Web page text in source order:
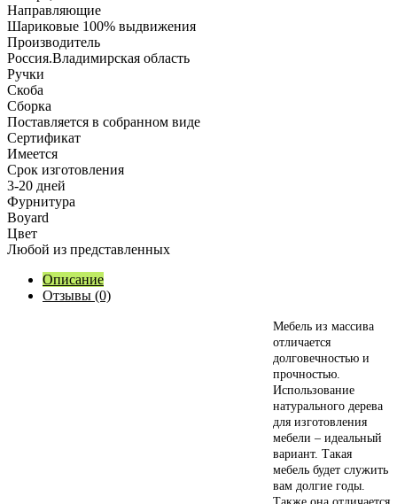
Направляющие
Шариковые 100% выдвижения
Производитель
Россия.Владимирская область
Ручки
Скоба
Сборка
Поставляется в собранном виде
Сертификат
Имеется
Срок изготовления
3-20 дней
Фурнитура
Boyard
Цвет
Любой из представленных
Описание
Отзывы (0)
Мебель из массива
отличается
долговечностью и
прочностью.
Использование
натурального дерева
для изготовления
мебели – идеальный
вариант. Такая
мебель будет служить
вам долгие годы.